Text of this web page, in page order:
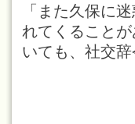
「また久保に
れてくること
いても、社交辞